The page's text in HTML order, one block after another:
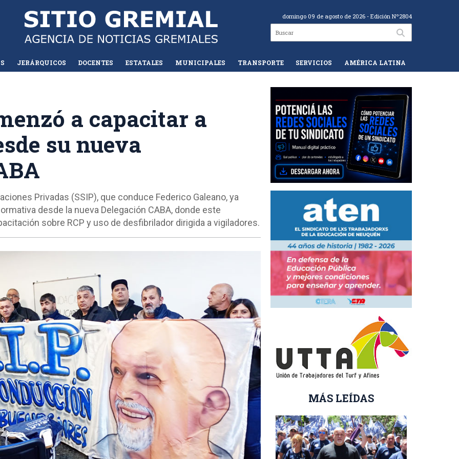
domingo 09 de agosto de 2026 - Edición Nº2804
JERÁRQUICOS DOCENTES ESTATALES MUNICIPALES TRANSPORTE SERVICIOS AMÉRICA LATINA
a capacitar a
su nueva
Privadas (SSIP), que conduce Federico Galeano, ya
desde la nueva Delegación CABA, donde este
sobre RCP y uso de desfibrilador dirigida a vigiladores.
› MÁS LEÍDAS